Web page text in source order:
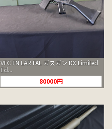
VFC FN LAR FAL ガスガン DX Limited
Ed...
80000円